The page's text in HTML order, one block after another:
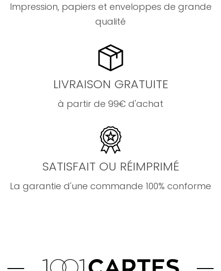
Impression, papiers et enveloppes de grande
qualité
LIVRAISON GRATUITE
à partir de 99€ d'achat
SATISFAIT OU RÉIMPRIMÉ
La garantie d'une commande 100% conforme